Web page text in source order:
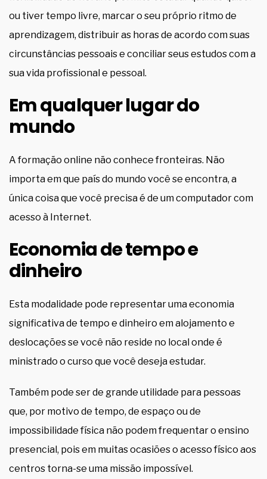
ou tiver tempo livre, marcar o seu próprio ritmo de
aprendizagem, distribuir as horas de acordo com suas
circunstâncias pessoais e conciliar seus estudos com a
sua vida profissional e pessoal.
Em qualquer lugar do
mundo
A formação online não conhece fronteiras. Não
importa em que país do mundo você se encontra, a
única coisa que você precisa é de um computador com
acesso à Internet.
Economia de tempo e
dinheiro
Esta modalidade pode representar uma economia
significativa de tempo e dinheiro em alojamento e
deslocações se você não reside no local onde é
ministrado o curso que você deseja estudar.
Também pode ser de grande utilidade para pessoas
que, por motivo de tempo, de espaço ou de
impossibilidade física não podem frequentar o ensino
presencial, pois em muitas ocasiões o acesso físico aos
centros torna-se uma missão impossível.